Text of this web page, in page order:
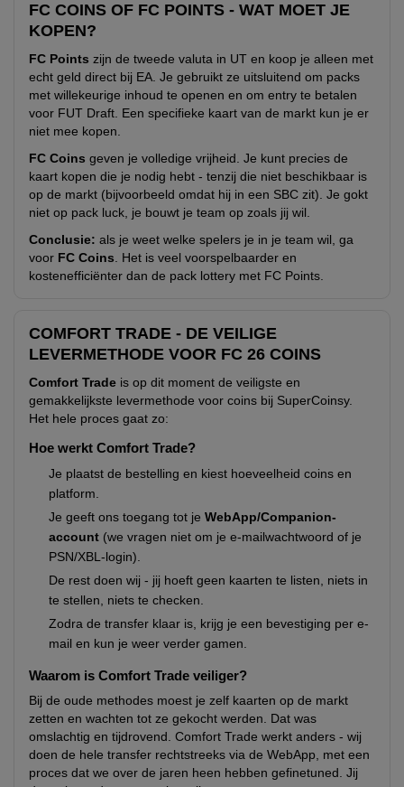
FC COINS OF FC POINTS - WAT MOET JE
KOPEN?
FC Points zijn de tweede valuta in UT en koop je alleen met
echt geld direct bij EA. Je gebruikt ze uitsluitend om packs
met willekeurige inhoud te openen en om entry te betalen
voor FUT Draft. Een specifieke kaart van de markt kun je er
niet mee kopen.
FC Coins geven je volledige vrijheid. Je kunt precies de
kaart kopen die je nodig hebt - tenzij die niet beschikbaar is
op de markt (bijvoorbeeld omdat hij in een SBC zit). Je gokt
niet op pack luck, je bouwt je team op zoals jij wil.
Conclusie: als je weet welke spelers je in je team wil, ga
voor FC Coins . Het is veel voorspelbaarder en
kostenefficiënter dan de pack lottery met FC Points.
COMFORT TRADE - DE VEILIGE
LEVERMETHODE VOOR FC 26 COINS
Comfort Trade is op dit moment de veiligste en
gemakkelijkste levermethode voor coins bij SuperCoinsy.
Het hele proces gaat zo:
Hoe werkt Comfort Trade?
Je plaatst de bestelling en kiest hoeveelheid coins en
platform.
Je geeft ons toegang tot je WebApp/Companion-
account (we vragen niet om je e-mailwachtwoord of je
PSN/XBL-login).
De rest doen wij - jij hoeft geen kaarten te listen, niets in
te stellen, niets te checken.
Zodra de transfer klaar is, krijg je een bevestiging per e-
mail en kun je weer verder gamen.
Waarom is Comfort Trade veiliger?
Bij de oude methodes moest je zelf kaarten op de markt
zetten en wachten tot ze gekocht werden. Dat was
omslachtig en tijdrovend. Comfort Trade werkt anders - wij
doen de hele transfer rechtstreeks via de WebApp, met een
proces dat we over de jaren heen hebben gefinetuned. Jij